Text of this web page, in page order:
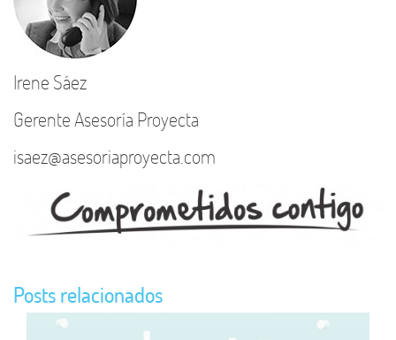
Irene Sáez
Gerente Asesoría Proyecta
isaez@asesoriaproyecta.com
Posts relacionados